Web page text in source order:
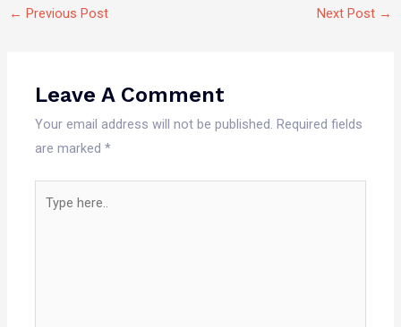
← Previous Post Next Post →
Leave A Comment
Your email address will not be published. Required fields
are marked*
here..